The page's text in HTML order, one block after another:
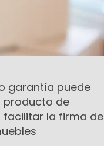
garantía puede
producto de
facilitar la firma de